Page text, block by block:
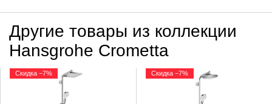
Другие товары из коллекции
Hansgrohe Crometta
Скидка −7% Скидка −7%